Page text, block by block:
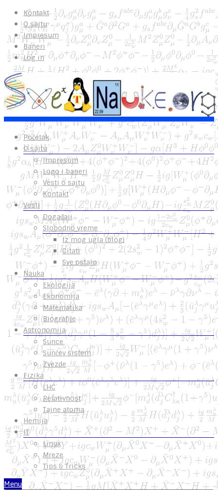
Kontakt
O sajtu
Impresum
Baneri
Log in
Početak
O sajtu
Impresum
Logo i baneri
Vesti o sajtu
Kontakt
Vesti
Događaji
Slobodno vreme
Iz mog ugla (blog)
Citati
Sve ostalo
Nauka
Ekologija
Ekonomija
Matematika
Biografije
Astronomija
Sunce
Sunčev sistem
Zvezde
Fizika
LHC
Relativnost
Tajne atoma
Hemija
IT
Linux
Mreze
Tips & Tricks
Menu